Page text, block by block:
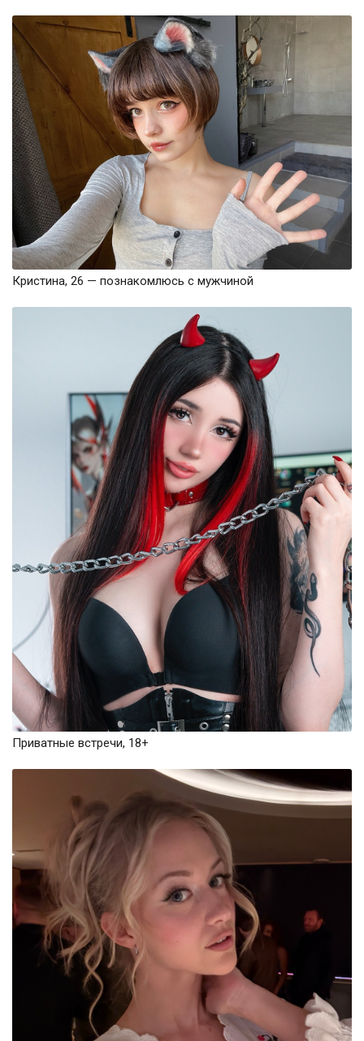
Кристина, 26 — познакомлюсь с мужчиной
Приватные встречи, 18+